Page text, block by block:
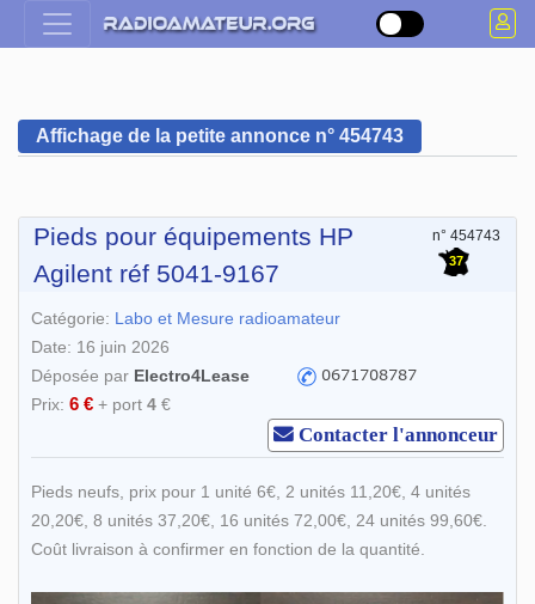
Affichage de la petite annonce n° 454743
Pieds pour équipements HP
Agilent réf 5041-9167
n° 454743
37
Catégorie: Labo et Mesure radioamateur
Date: 16 juin 2026
Déposée par Electro4Lease
Prix: 6 € + port 4€
Contacter l'annonceur
Pieds neufs, prix pour 1 unité 6€, 2 unités 11,20€, 4 unités
20,20€, 8 unités 37,20€, 16 unités 72,00€, 24 unités 99,60€.
Coût livraison à confirmer en fonction de la quantité.